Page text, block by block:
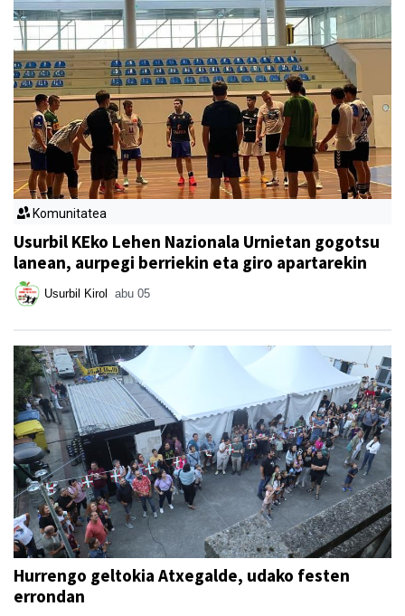
Komunitatea
Usurbil KEko Lehen Nazionala Urnietan gogotsu
lanean, aurpegi berriekin eta giro apartarekin
Usurbil Kirol abu 05
Hurrengo geltokia Atxegalde, udako festen
errondan